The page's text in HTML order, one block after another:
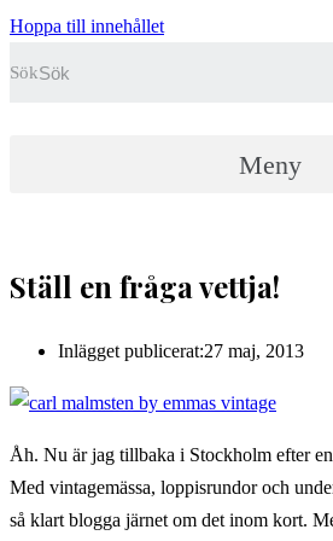
Hoppa till innehållet
Sök
Meny
Ställ en fråga vettja!
Inlägget publicerat:27 maj, 2013
Åh. Nu är jag tillbaka i Stockholm efter
Med vintagemässa, loppisrundor och
så klart blogga järnet om det inom kort.